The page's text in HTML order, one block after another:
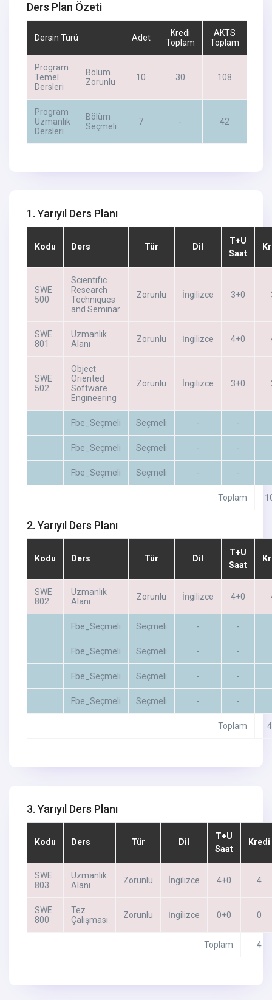
Ders Plan Özeti
Dersin Türü Adet
Kredi
Toplam
AKTS
Toplam
Program
Temel
Dersleri
Bölüm
Zorunlu
10 30 108
Program
Uzmanlık
Dersleri
Bölüm
Seçmeli
7 - 42
1. Yarıyıl Ders Planı
Kodu Ders Tür Dil
T+U
Saat
SWE
500
Scıentıfıc
Research
Technıques
and Semınar
Zorunlu İngilizce 3+0
SWE
801
Uzmanlık
Alanı
Zorunlu İngilizce 4+0
SWE
502
Object
Orıented
Software
Engıneerıng
Zorunlu İngilizce 3+0
Fbe_Seçmeli Seçmeli - -
Fbe_Seçmeli Seçmeli - -
Fbe_Seçmeli Seçmeli - -
Toplam
2. Yarıyıl Ders Planı
Kodu Ders Tür Dil
T+U
Saat
SWE
802
Uzmanlık
Alanı
Zorunlu İngilizce 4+0
Fbe_Seçmeli Seçmeli - -
Fbe_Seçmeli Seçmeli - -
Fbe_Seçmeli Seçmeli - -
Fbe_Seçmeli Seçmeli - -
Toplam
3. Yarıyıl Ders Planı
Kodu Ders Tür Dil
T+U
Saat
Kredi
SWE
803
Uzmanlık
Alanı
Zorunlu İngilizce 4+0 4
SWE
800
Tez
Çalışması
Zorunlu İngilizce 0+0 0
Toplam 4